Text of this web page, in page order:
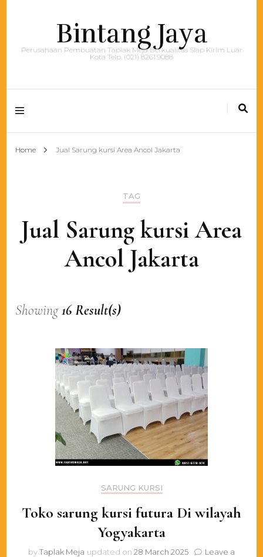
Bintang Jaya
Perusahaan Pembuatan Taplak Meja Berkualitas Siap Kirim Luar
Kota Telp. (021) 8261.9088
Home Jual Sarung kursi Area Ancol Jakarta
TAG
Jual Sarung kursi Area
Ancol Jakarta
Showing16 Result(s)
SARUNG KURSI
Toko sarung kursi futura Di wilayah
Yogyakarta
byTaplak Meja updated on 28 March 2025
Leave a